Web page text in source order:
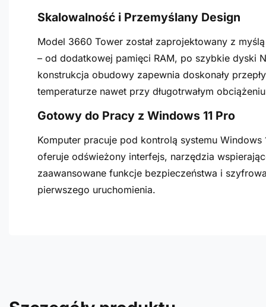
Skalowalność i Przemyślany Design
Model 3660 Tower został zaprojektowany z
– od dodatkowej pamięci RAM, po szybkie dyski
konstrukcja obudowy zapewnia doskonały
temperaturze nawet przy długotrwałym
Gotowy do Pracy z Windows 11 Pro
Komputer pracuje pod kontrolą systemu
oferuje odświeżony interfejs, narzędzia
zaawansowane funkcje bezpieczeństwa i
pierwszego uruchomienia.